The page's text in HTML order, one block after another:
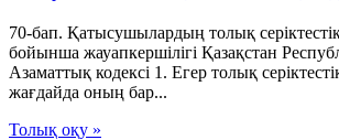
70-бап. Қатысушылардың толық
бойынша жауапкершiлiгi Қазақстан
Азаматтық кодексi 1. Егер толық
жағдайда оның бар...
Толық оқу »